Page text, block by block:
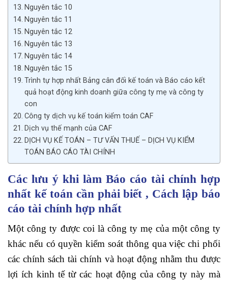
Nguyên tắc 10
Nguyên tắc 11
Nguyên tắc 12
Nguyên tắc 13
Nguyên tắc 14
Nguyên tắc 15
Trình tự hợp nhất Bảng cân đối kế toán và Báo cáo kết
quả hoạt động kinh doanh giữa công ty mẹ và công ty
con
Công ty dịch vụ kế toán kiểm toán CAF
Dịch vụ thế mạnh của CAF
DỊCH VỤ KẾ TOÁN – TƯ VẤN THUẾ – DỊCH VỤ KIỂM
TOÁN BÁO CÁO TÀI CHÍNH
Các lưu ý khi làm Báo cáo tài chính hợp
nhất kế toán cần phải biết , Cách lập báo
cáo tài chính hợp nhất
Một công ty được coi là công ty mẹ của một công ty
khác nếu có quyền kiểm soát thông qua việc chi phối
các chính sách tài chính và hoạt động nhằm thu được
lợi ích kinh tế từ các hoạt động của công ty này mà